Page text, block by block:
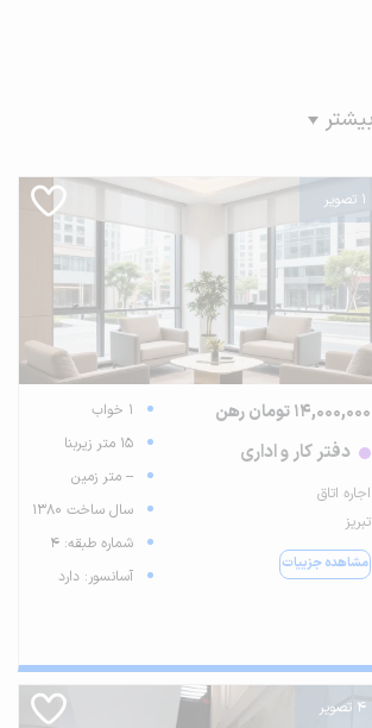
بیشتر
1 تصویر
14,000,000 تومان رهن
دفتر کار و اداری
اجاره اتاق
تبریز
مشاهده جزییات
1 خواب
15 متر زیربنا
-- متر زمین
سال ساخت 1380
شماره طبقه: 4
آسانسور: دارد
4 تصویر